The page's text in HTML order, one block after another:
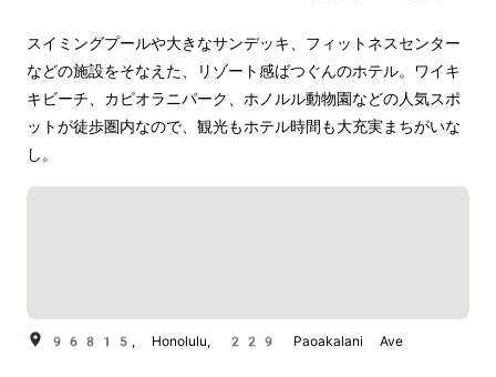
スイミングプールや大きなサンデッキ、フィットネスセンター
などの施設をそなえた、リゾート感ばつぐんのホテル。ワイキ
キビーチ、カピオラニパーク、ホノルル動物園などの人気スポ
ットが徒歩圏内なので、観光もホテル時間も大充実まちがいな
し。
96815, Honolulu, 229 Paoakalani Ave